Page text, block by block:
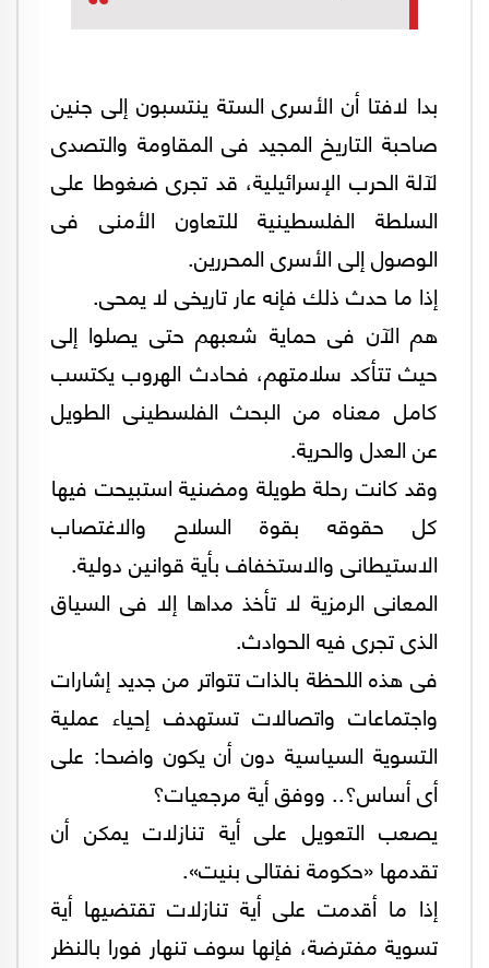
بدا لافتا أن الأسرى الستة ينتسبون إلى جنين
صاحبة التاريخ المجيد فى المقاومة والتصدى
لآلة الحرب الإسرائيلية، قد تجرى ضغوطا على
السلطة الفلسطينية للتعاون الأمنى فى
الوصول إلى الأسرى المحررين.
إذا ما حدث ذلك فإنه عار تاريخى لا يمحى.
هم الآن فى حماية شعبهم حتى يصلوا إلى
حيث تتأكد سلامتهم، فحادث الهروب يكتسب
كامل معناه من البحث الفلسطينى الطويل
عن العدل والحرية.
وقد كانت رحلة طويلة ومضنية استبيحت فيها
كل حقوقه بقوة السلاح والاغتصاب
الاستيطانى والاستخفاف بأية قوانين دولية.
المعانى الرمزية لا تأخذ مداها إلا فى السياق
الذى تجرى فيه الحوادث.
فى هذه اللحظة بالذات تتواتر من جديد إشارات
واجتماعات واتصالات تستهدف إحياء عملية
التسوية السياسية دون أن يكون واضحا: على
أى أساس؟.. ووفق أية مرجعيات؟
يصعب التعويل على أية تنازلات يمكن أن
تقدمها «حكومة نفتالى بنيت».
إذا ما أقدمت على أية تنازلات تقتضيها أية
تسوية مفترضة، فإنها سوف تنهار فورا بالنظر